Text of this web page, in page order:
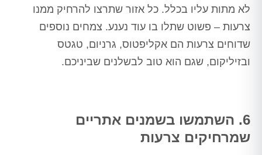
לא מתות עליו בכלל. כל אזור שתרצו להרחיק ממנו
צרעות – פשוט שתלו בו עוד נענע. צמחים נוספים
שדוחים צרעות הם אקליפטוס, גרניום, טגטס
ובזיליקום, שגם הוא טוב לבשלנים שביניכם.
6. השתמשו בשמנים אתריים
שמרחיקים צרעות